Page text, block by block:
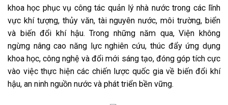
khoa học phục vụ công tác quản lý nhà nước trong các lĩnh
vực khí tượng, thủy văn, tài nguyên nước, môi trường, biển
và biến đổi khí hậu. Trong những năm qua, Viện không
ngừng nâng cao năng lực nghiên cứu, thúc đẩy ứng dụng
khoa học, công nghệ và đổi mới sáng tạo, đóng góp tích cực
vào việc thực hiện các chiến lược quốc gia về biến đổi khí
hậu, an ninh nguồn nước và phát triển bền vững.